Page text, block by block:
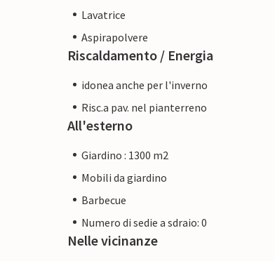
Lavatrice
Aspirapolvere
Riscaldamento / Energia
idonea anche per l'inverno
Risc.a pav. nel pianterreno
All'esterno
Giardino : 1300 m2
Mobili da giardino
Barbecue
Numero di sedie a sdraio: 0
Nelle vicinanze